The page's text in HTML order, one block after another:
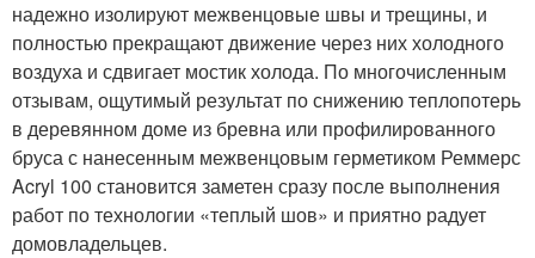
надежно изолируют межвенцовые швы и трещины, и
полностью прекращают движение через них холодного
воздуха и сдвигает мостик холода. По многочисленным
отзывам, ощутимый результат по снижению теплопотерь
в деревянном доме из бревна или профилированного
бруса с нанесенным межвенцовым герметиком Реммерс
Acryl 100 становится заметен сразу после выполнения
работ по технологии «теплый шов» и приятно радует
домовладельцев.